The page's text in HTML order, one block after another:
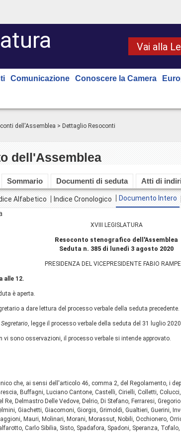
Vai alla
Comunicazione Conoscere la Camera
dell'Assemblea > Dettaglio Resoconti
dell'Assemblea
Sommario Documenti di seduta Atti di
Alfabetico Indice Cronologico Documento Intero
XVIII LEGISLATURA
Resoconto stenografico dell'Assemblea
Seduta n. 385 di lunedì 3 agosto 2020
PRESIDENZA DEL VICEPRESIDENTE FABIO
alle 12.
è aperta.
a dare lettura del processo verbale della seduta precedente.
Segretario, legge il processo verbale della seduta del 31 luglio
vi sono osservazioni, il processo verbale si intende approvato.
che, ai sensi dell'articolo 46, comma 2, del Regolamento, i
Buffagni, Luciano Cantone, Castelli, Cirielli, Colletti,
Re, Delmastro Delle Vedove, Delrio, Di Stefano, Ferraresi,
Giachetti, Giacomoni, Giorgis, Grimoldi, Gualtieri, Guerini,
Mauri, Molinari, Morani, Morassut, Nobili, Occhionero,
Carlo Sibilia, Sisto, Spadafora, Spadoni, Speranza,